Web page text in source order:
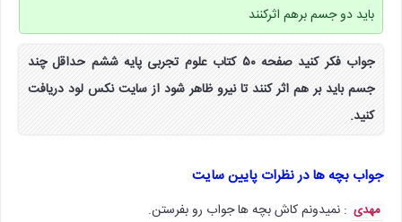
باید دو جسم برهم اثرکنند
جواب فکر کنید صفحه ۵۰ کتاب علوم تجربی پایه ششم حداقل چند
جسم باید بر هم اثر کنند تا نیرو ظاهر شود از سایت نکس لود دریافت
کنید.
جواب بچه ها در نظرات پایین سایت
مهدی : نمیدونم کاش بچه ها جواب رو بفرستن.